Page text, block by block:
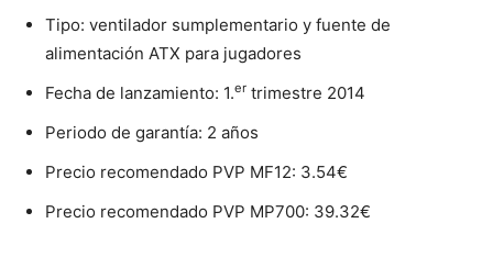
Tipo: ventilador sumplementario y fuente de
alimentación ATX para jugadores
Fecha de lanzamiento: 1.er trimestre 2014
Periodo de garantía: 2 años
Precio recomendado PVP MF12: 3.54€
Precio recomendado PVP MP700: 39.32€